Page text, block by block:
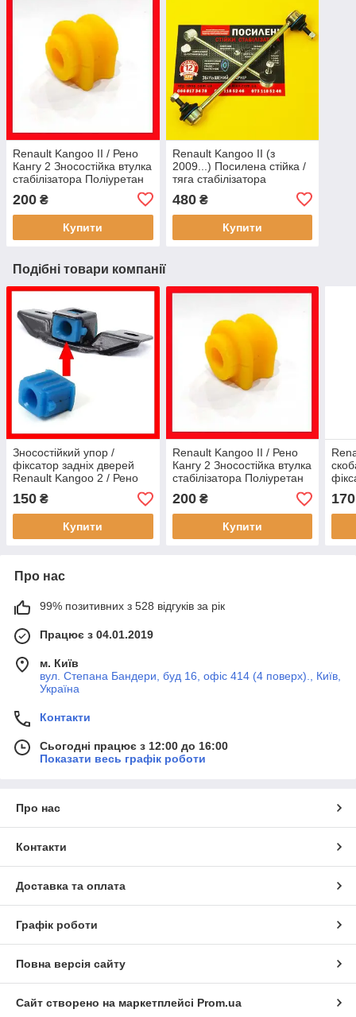
Renault Kangoo II / Рено
Кангу 2 Зносостійка втулка
стабілізатора Поліуретан
7701069131
200 ₴
Купити
Renault Kangoo II (з
2009...) Посилена стійка /
тяга стабілізатора
8200669065
480₴
Купити
Подібні товари компанії
Зносостійкий упор /
фіксатор задніх дверей
Renault Kangoo 2 / Рено
Кангу 2. 82 00 217 961; 82
00 497 816
150 ₴
Купити
Renault Kangoo II / Рено
Кангу 2 Зносостійка втулка
стабілізатора Поліуретан
Гарантія 12 міс!
7701069131
200₴
Купити
170
Про нас
99% позитивних з 528 відгуків за рік
Працює з 04.01.2019
м. Київ
вул. Степана Бандери, буд 16, офіс 414 (4 поверх)., Київ,
Україна
Контакти
Сьогодні працює з 12:00 до 16:00
Показати весь графік роботи
Про нас
Контакти
Доставка та оплата
Графік роботи
Повна версія сайту
Сайт створено на маркетплейсі Prom.ua